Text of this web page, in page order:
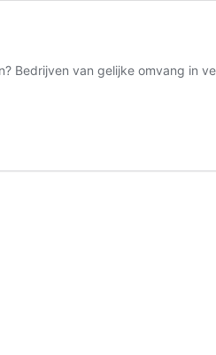
Bedrijven van gelijke omvang in